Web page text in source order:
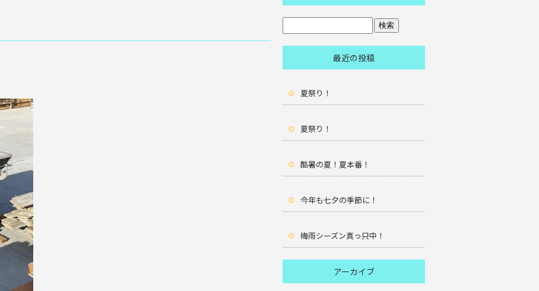
最近の投稿
夏祭り！
夏祭り！
酷暑の夏！夏本番！
今年も七夕の季節に！
梅雨シーズン真っ只中！
アーカイブ